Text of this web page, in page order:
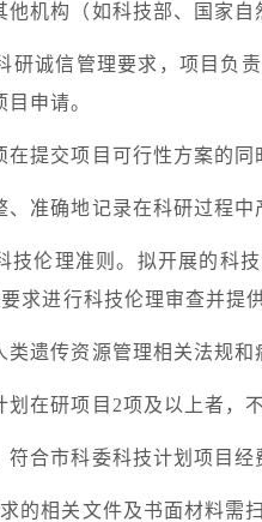
机构（如科技部、国家
研诚信管理要求，项目负
申请。
提交项目可行性方案的
准确地记录在科研过程
技伦理准则。拟开展的科
求进行科技伦理审查并提
遗传资源管理相关法规和
划在研项目 2项及以上者，
合市科委科技计划项目经
的相关文件及书面材料需